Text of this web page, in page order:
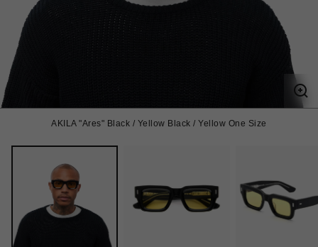
AKILA "Ares" Black / Yellow Black / Yellow One Size